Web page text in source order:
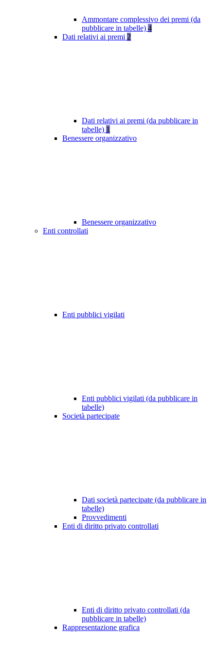
Ammontare complessivo dei premi (da
pubblicare in tabelle) 4
Dati relativi ai premi 2
Dati relativi ai premi (da pubblicare in
tabelle) 1
Benessere organizzativo
Benessere organizzativo
Enti controllati
Enti pubblici vigilati
Enti pubblici vigilati (da pubblicare in
tabelle)
Società partecipate
Dati società partecipate (da pubblicare in
tabelle)
Provvedimenti
Enti di diritto privato controllati
Enti di diritto privato controllati (da
pubblicare in tabelle)
Rappresentazione grafica